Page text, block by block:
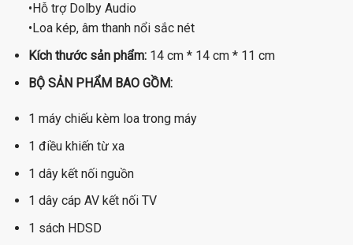
•Hỗ trợ Dolby Audio
•Loa kép, âm thanh nổi sắc nét
Kích thước sản phẩm:14 cm * 14 cm * 11 cm
BỘ SẢN PHẨM BAO GỒM:
1 máy chiếu kèm loa trong máy⁣
1 điều khiến từ xa⁣
1 dây kết nối nguồn⁣
1 dây cáp AV kết nối TV ⁣
1 sách HDSD⁣